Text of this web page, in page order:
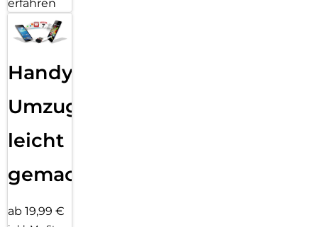
erfahren
Handy
Umzug
leicht
gemacht!
ab 19,99 €